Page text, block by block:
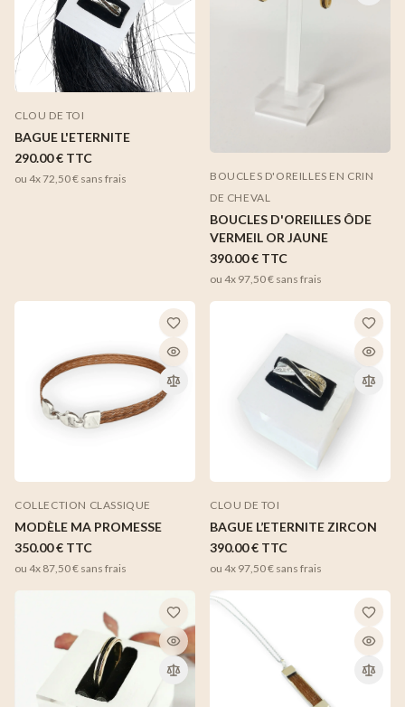
CLOU DE TOI
BAGUE L'ETERNITE
290.00 € TTC
ou 4x72,50 € sans frais
BOUCLES D'OREILLES EN CRIN
DE CHEVAL
BOUCLES D'OREILLES ÔDE
VERMEIL OR JAUNE
390.00 € TTC
ou 4x 97,50 € sans frais
COLLECTION CLASSIQUE
MODÈLE MA PROMESSE
350.00 € TTC
ou 4x 87,50 € sans frais
CLOU DE TOI
BAGUE L’ETERNITE ZIRCON
390.00 € TTC
ou 4x 97,50 € sans frais